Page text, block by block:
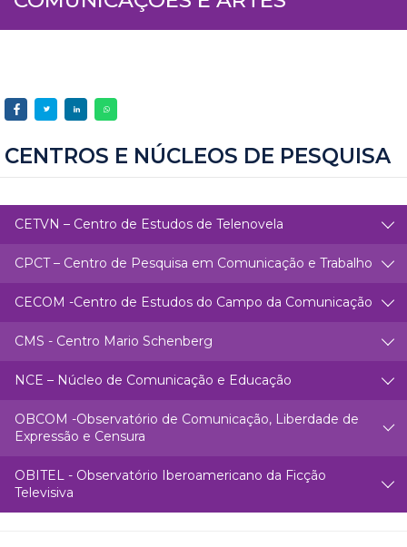
CENTROS E NÚCLEOS DE PESQUISA
CETVN – Centro de Estudos de Telenovela
CPCT – Centro de Pesquisa em Comunicação e Trabalho
CECOM -Centro de Estudos do Campo da Comunicação
CMS - Centro Mario Schenberg
NCE – Núcleo de Comunicação e Educação
OBCOM -Observatório de Comunicação, Liberdade de
Expressão e Censura
OBITEL - Observatório Iberoamericano da Ficção
Televisiva